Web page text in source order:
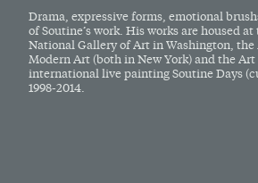
Drama, expressive forms, emotional
of Soutine’s work. His works are housed
National Gallery of Art in Washington,
Modern Art (both in New York) and the
international live painting Soutine Days
1998-2014.